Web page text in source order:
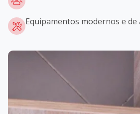
Equipamentos modernos e